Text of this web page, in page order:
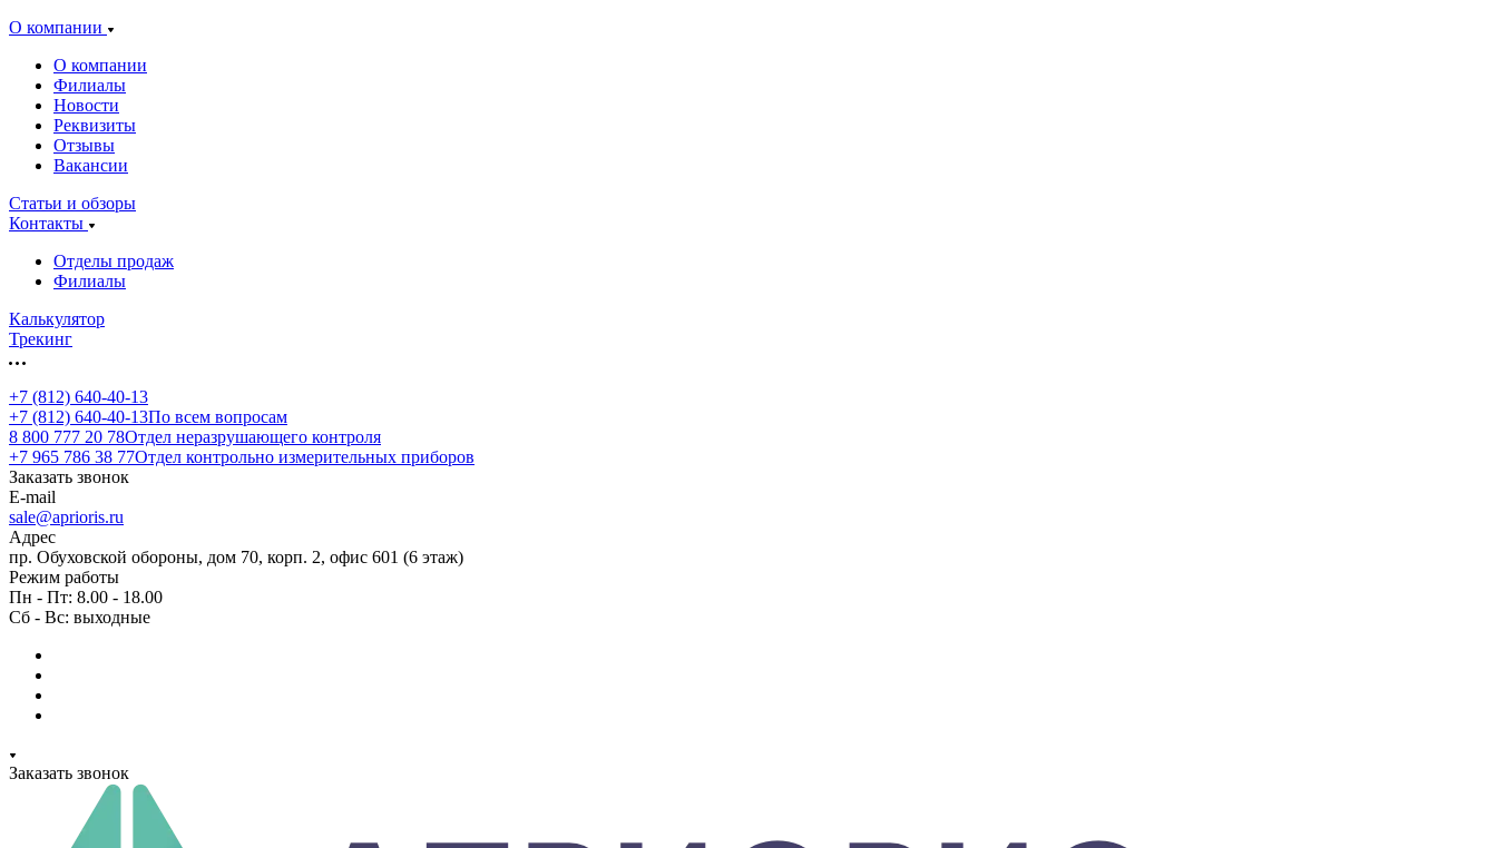
О компании
О компании
Филиалы
Новости
Реквизиты
Отзывы
Вакансии
Статьи и обзоры
Контакты
Отделы продаж
Филиалы
Калькулятор
Трекинг
+7 (812) 640-40-13
+7 (812) 640-40-13По всем вопросам
8 800 777 20 78Отдел неразрушающего контроля
+7 965 786 38 77Отдел контрольно измерительных приборов
Заказать звонок
E-mail
sale@aprioris.ru
Адрес
пр. Обуховской обороны, дом 70, корп. 2, офис 601 (6 этаж)
Режим работы
Пн - Пт: 8.00 - 18.00
Сб - Вс: выходные
Заказать звонок